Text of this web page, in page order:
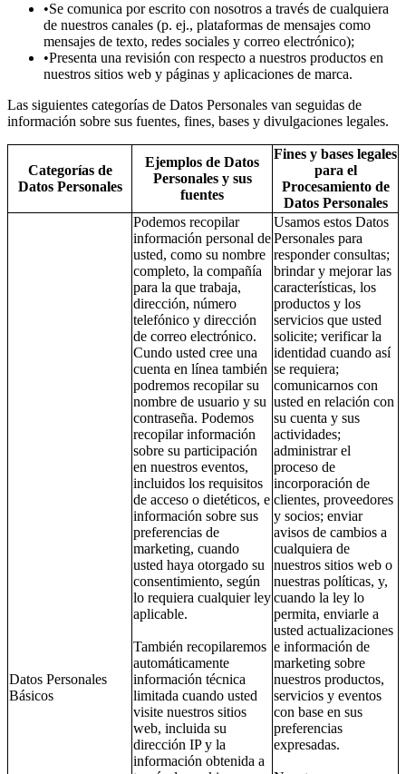
•Se comunica por escrito con nosotros a través de cualquiera
de nuestros canales (p. ej., plataformas de mensajes como
mensajes de texto, redes sociales y correo electrónico);
•Presenta una revisión con respecto a nuestros productos en
nuestros sitios web y páginas y aplicaciones de marca.
Las siguientes categorías de Datos Personales van seguidas de
información sobre sus fuentes, fines, bases y divulgaciones legales.
Categorías de
Datos Personales
Ejemplos de Datos
Personales y sus
fuentes
Fines y bases legales
para el
Procesamiento de
Datos Personales
Datos Personales
Básicos
Podemos recopilar
información personal de
usted, como su nombre
completo, la compañía
para la que trabaja,
dirección, número
telefónico y dirección
de correo electrónico.
Cundo usted cree una
cuenta en línea también
podremos recopilar su
nombre de usuario y su
contraseña. Podemos
recopilar información
sobre su participación
en nuestros eventos,
incluidos los requisitos
de acceso o dietéticos, e
información sobre sus
preferencias de
marketing, cuando
usted haya otorgado su
consentimiento, según
lo requiera cualquier ley
aplicable.
También recopilaremos
automáticamente
información técnica
limitada cuando usted
visite nuestros sitios
web, incluida su
dirección IP y la
información obtenida a
Usamos estos Datos
Personales para
responder consultas;
brindar y mejorar las
características, los
productos y los
servicios que usted
solicite; verificar la
identidad cuando así
se requiera;
comunicarnos con
usted en relación con
su cuenta y sus
actividades;
administrar el
proceso de
incorporación de
clientes, proveedores
y socios; enviar
avisos de cambios a
cualquiera de
nuestros sitios web o
nuestras políticas, y,
cuando la ley lo
permita, enviarle a
usted actualizaciones
e información de
marketing sobre
nuestros productos,
servicios y eventos
con base en sus
preferencias
expresadas.